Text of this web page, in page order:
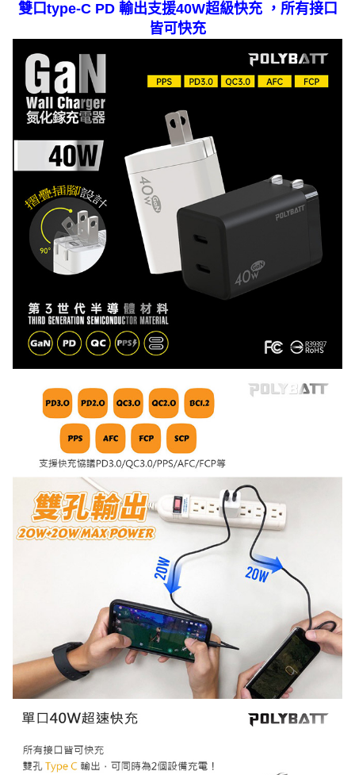
雙口type-C PD 輸出支援40W超級快充 ，所有接口
皆可快充